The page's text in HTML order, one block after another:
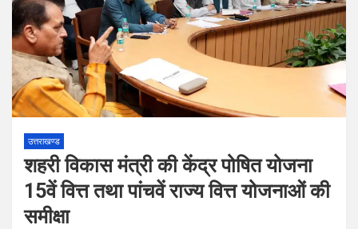
उत्तराखण्ड
शहरी विकास मंत्री की केंद्र पोषित योजना
15वें वित्त तथा पांचवें राज्य वित्त योजनाओं की
समीक्षा